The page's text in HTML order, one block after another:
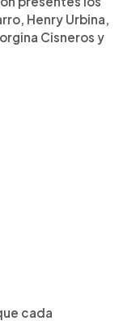
Henry Urbina,
Cisneros y
cada